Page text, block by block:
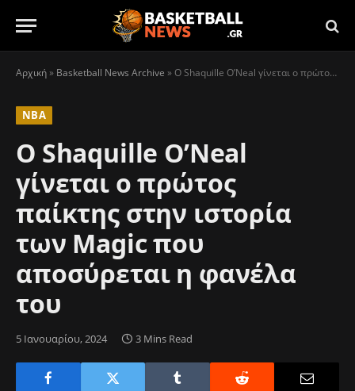
Αρχική» Basketball News Archive »Ο Shaquille O’Neal γίνεται ο πρώτος παίκτης στην ιστορία των Magic που αποσύρεται η φανέλα του
NBA
Ο Shaquille O’Neal
γίνεται ο πρώτος
παίκτης στην ιστορία
των Magic που
αποσύρεται η φανέλα
του
5 Ιανουαρίου, 2024 3 Mins Read